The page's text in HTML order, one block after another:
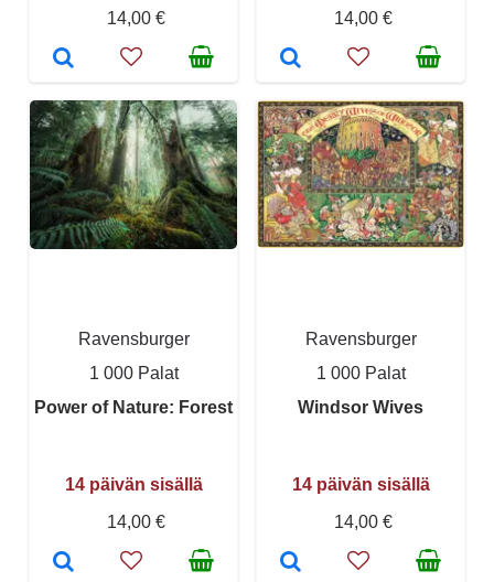
14,00 €
14,00 €
Ravensburger
1 000 Palat
Power of Nature: Forest
14 päivän sisällä
14,00 €
Ravensburger
1 000 Palat
Windsor Wives
14 päivän sisällä
14,00 €